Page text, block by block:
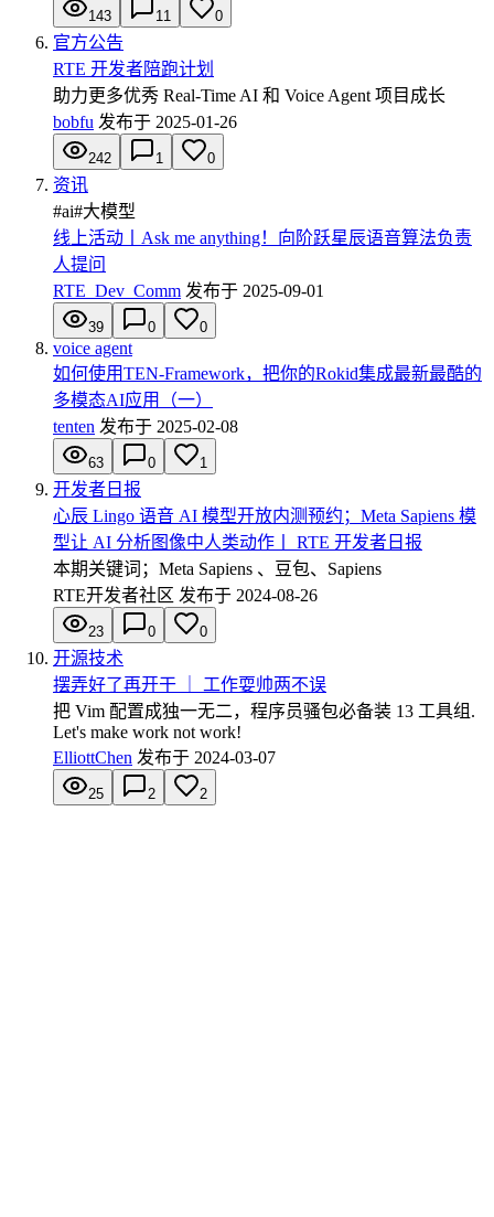
143 11 0
官方公告
RTE 开发者陪跑计划
助力更多优秀 Real-Time AI 和 Voice Agent 项目成长
bobfu 发布于 2025-01-26
242 1 0
资讯
#ai#大模型
线上活动丨Ask me anything！向阶跃星辰语音算法负责
人提问
RTE_Dev_Comm 发布于 2025-09-01
39 0 0
voice agent
如何使用TEN-Framework，把你的Rokid集成最新最酷的
多模态AI应用（一）
tenten 发布于 2025-02-08
63 0 1
开发者日报
心辰 Lingo 语音 AI 模型开放内测预约；Meta Sapiens 模
型让 AI 分析图像中人类动作丨 RTE 开发者日报
本期关键词；Meta Sapiens 、豆包、Sapiens
RTE开发者社区 发布于 2024-08-26
23 0 0
开源技术
摆弄好了再开干 ｜ 工作耍帅两不误
把 Vim 配置成独一无二，程序员骚包必备装 13 工具组.
Let's make work not work!
ElliottChen 发布于 2024-03-07
25 2 2